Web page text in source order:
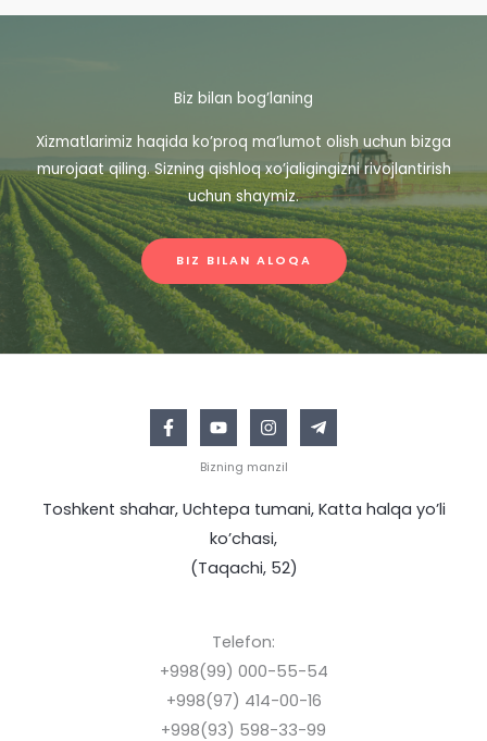
Biz bilan bog’laning
Xizmatlarimiz haqida ko’proq ma’lumot olish uchun bizga
murojaat qiling. Sizning qishloq xo’jaligingizni rivojlantirish
uchun shaymiz.
BIZ BILAN ALOQA
Bizning manzil
Toshkent shahar, Uchtepa tumani, Katta halqa yo’li
ko’chasi,
(Taqachi, 52)
Telefon:
+998(99) 000-55-54
+998(97) 414-00-16
+998(93) 598-33-99